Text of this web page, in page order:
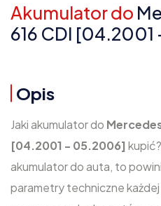
Akumulator do
616 CDI
Opis
Jaki akumulator do
[04.2001 - 05.2006]
akumulator do auta, to
parametry techniczne